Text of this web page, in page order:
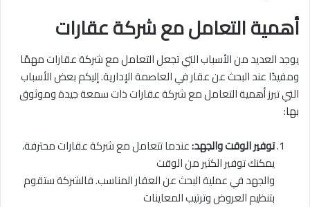
أهمية التعامل مع شركة عقارات
يوجد العديد من الأسباب التي تجعل التعامل مع شركة عقارات مهمًا
ومفيدًا عند البحث عن عقار في العاصمة الإدارية. إليكم بعض الأسباب
التي تبرز أهمية التعامل مع شركة عقارات ذات سمعة جيدة وموثوق
بها:
توفير الوقت والجهد:عندما تتعامل مع شركة عقارات محترفة،
يمكنك توفير الكثير من الوقت
والجهد في عملية البحث عن العقار المناسب. فالشركة ستقوم
بتنظيم العروض وترتيب المعاينات